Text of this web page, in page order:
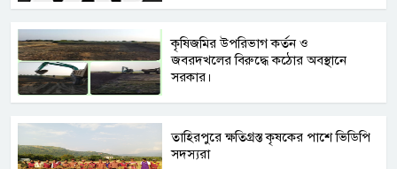
কৃষিজমির উপরিভাগ কর্তন ও
জবরদখলের বিরুদ্ধে কঠোর অবস্থানে
সরকার।
তাহিরপুরে ক্ষতিগ্রস্ত কৃষকের পাশে ভিডিপি
সদস্যরা